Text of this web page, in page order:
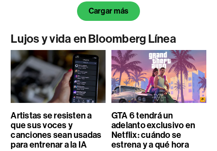
Cargar más
Lujos y vida en Bloomberg Línea
Artistas se resisten a
que sus voces y
canciones sean usadas
para entrenar a la IA
GTA 6 tendrá un
adelanto exclusivo en
Netflix: cuándo se
estrena y a qué hora